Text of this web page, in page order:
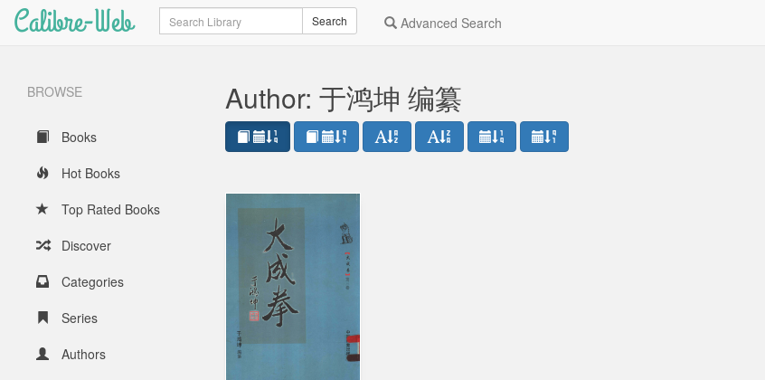
Calibre-Web Search Search Advanced Search
BROWSE
Books
Hot Books
Top Rated Books
Discover
Categories
Series
Authors
Author: 于鸿坤 编纂